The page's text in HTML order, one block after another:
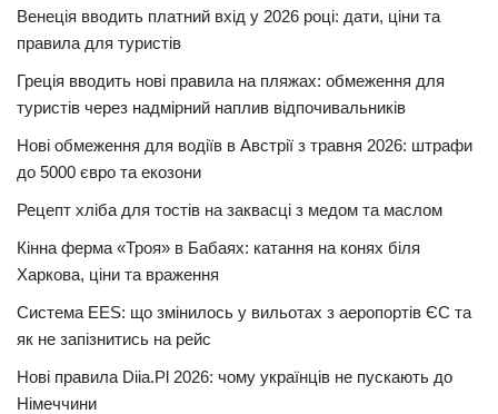
Венеція вводить платний вхід у 2026 році: дати, ціни та
правила для туристів
Греція вводить нові правила на пляжах: обмеження для
туристів через надмірний наплив відпочивальників
Нові обмеження для водіїв в Австрії з травня 2026: штрафи
до 5000 євро та екозони
Рецепт хліба для тостів на заквасці з медом та маслом
Кінна ферма «Троя» в Бабаях: катання на конях біля
Харкова, ціни та враження
Система EES: що змінилось у вильотах з аеропортів ЄС та
як не запізнитись на рейс
Нові правила Diia.Pl 2026: чому українців не пускають до
Німеччини